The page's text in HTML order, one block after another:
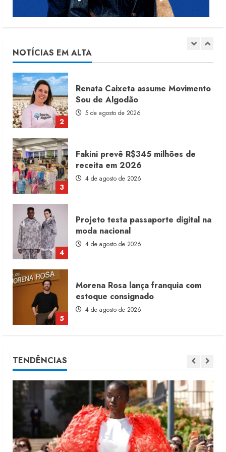
NOTÍCIAS EM ALTA
1
6 de agosto de 2026
2
Renata Caixeta assume Movimento
Sou de Algodão
5 de agosto de 2026
3
Fakini prevê R$345 milhões de
receita em 2026
4 de agosto de 2026
4
Projeto testa passaporte digital na
moda nacional
4 de agosto de 2026
5
Morena Rosa lança franquia com
estoque consignado
4 de agosto de 2026
1
2
Renata Caixeta assume Movimento
Sou de Algodão
5 de agosto de 2026
TENDÊNCIAS